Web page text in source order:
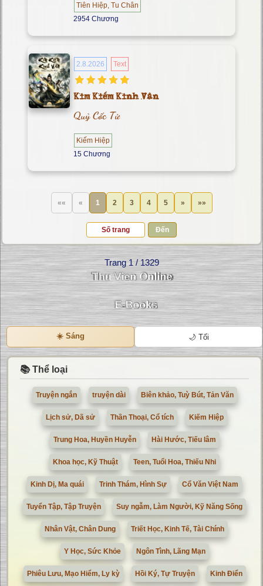
Tiên Hiệp, Tu Chân
2954 Chương
2.8.2026 Text
Kim Kiếm Kinh Vân
Quỷ Cốc Tử
Kiếm Hiệp
15 Chương
«« « 1 2 3 4 5 » »»
Đến
Trang 1 / 1329
☀️ Sáng 🌙 Tối
📚 Thể loại
Truyện ngắn truyện dài Biên khảo, Tuỳ Bút, Tản Văn
Lịch sử, Dã sử Thần Thoại, Cổ tích Kiếm Hiệp
Trung Hoa, Huyền Huyễn Hài Hước, Tiếu lâm
Khoa học, Kỹ Thuật Teen, Tuổi Hoa, Thiếu Nhi
Kinh Dị, Ma quái Trinh Thám, Hình Sự Cổ Văn Việt Nam
Tuyển Tập, Tập Truyện Suy ngẫm, Làm Người, Kỹ Năng Sống
Nhân Vật, Chân Dung Triết Học, Kinh Tế, Tài Chính
Y Học, Sức Khỏe Ngôn Tình, Lãng Mạn
Phiêu Lưu, Mạo Hiểm, Ly kỳ Hồi Ký, Tự Truyện Kinh Điển